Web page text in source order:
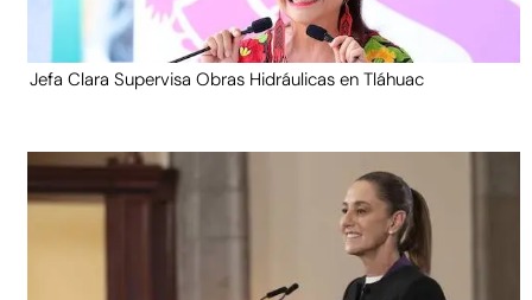
Jefa Clara Supervisa Obras Hidráulicas en Tláhuac